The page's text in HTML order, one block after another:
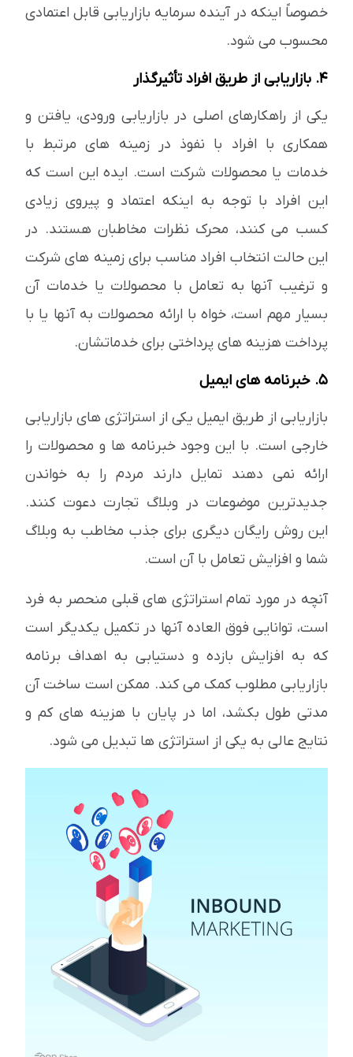
خصوصاً اینکه در آینده سرمایه بازاریابی قابل اعتمادی
محسوب می شود.
4. بازاریابی از طریق افراد تأثیرگذار
یکی از راهکارهای اصلی در بازاریابی ورودی، یافتن و
همکاری با افراد با نفوذ در زمینه های مرتبط با
خدمات یا محصولات شرکت است. ایده این است که
این افراد با توجه به اینکه اعتماد و پیروی زیادی
کسب می کنند، محرک نظرات مخاطبان هستند. در
این حالت انتخاب افراد مناسب برای زمینه های شرکت
و ترغیب آنها به تعامل با محصولات یا خدمات آن
بسیار مهم است، خواه با ارائه محصولات به آنها یا با
پرداخت هزینه های پرداختی برای خدماتشان.
5. خبرنامه های ایمیل
بازاریابی از طریق ایمیل یکی از استراتژی های بازاریابی
خارجی است. با این وجود خبرنامه ها و محصولات را
ارائه نمی دهند تمایل دارند مردم را به خواندن
جدیدترین موضوعات در وبلاگ تجارت دعوت کنند.
این روش رایگان دیگری برای جذب مخاطب به وبلاگ
شما و افزایش تعامل با آن است.
آنچه در مورد تمام استراتژی های قبلی منحصر به فرد
است، توانایی فوق العاده آنها در تکمیل یکدیگر است
که به افزایش بازده و دستیابی به اهداف برنامه
بازاریابی مطلوب کمک می کند. ممکن است ساخت آن
مدتی طول بکشد، اما در پایان با هزینه های کم و
نتایج عالی به یکی از استراتژی ها تبدیل می شود.